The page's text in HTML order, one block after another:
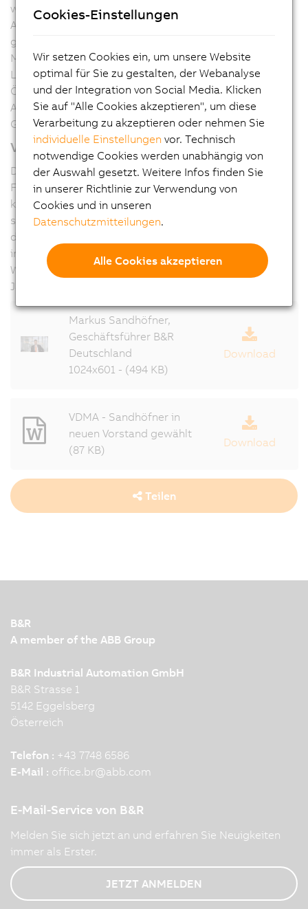
wertvolle Einrichtung mit der Zielsetzung die
Automatisierung für den Maschinen- und Anlagenbau
greifbar zu machen“, so Sandhöfner. Der studierte
Maschinenbau- und Wirtschaftsingenieur begann seine
Laufbahn bei B&R am Stammsitz in Eggelsberg,
Österreich. Inzwischen ist er seit 17 Jahren für den
Automatisierungshersteller tätig, seit 2014 als
Geschäftsführer von B&R Deutschland.
Vorstand für vier Jahre gewählt
Der neugewählte Vorstand, unter dem Vorsitz von Jörg
Freitag, nimmt umgehend seine Tätigkeit für die
kommenden vier Jahre auf. „Automatisierungsanbieter
sind wichtige Lösungspartner für den Maschinenbau,
deshalb möchten wir Kooperationen schaffen und uns
innerhalb des VDMA vernetzen“, so Freitag über seine
Wünsche für die Vorstandsarbeit in den kommenden
Jahren.
Markus Sandhöfner,
Geschäftsführer B&R
Deutschland
1024x601 - (494 KB)
Download
VDMA - Sandhöfner in
neuen Vorstand gewählt
(87 KB)
Download
Teilen
B&R
A member of the ABB Group
B&R Industrial Automation GmbH
B&R Strasse 1
5142 Eggelsberg
Österreich
Telefon : +43 7748 6586
E-Mail : office.br@abb.com
E-Mail-Service von B&R
Melden Sie sich jetzt an und erfahren Sie Neuigkeiten
immer als Erster.
JETZT ANMELDEN
Cookies-Einstellungen
Wir setzen Cookies ein, um unsere Website
optimal für Sie zu gestalten, der Webanalyse
und der Integration von Social Media. Klicken
Sie auf "Alle Cookies akzeptieren", um diese
Verarbeitung zu akzeptieren oder nehmen Sie
individuelle Einstellungen vor. Technisch
notwendige Cookies werden unabhängig von
der Auswahl gesetzt. Weitere Infos finden Sie
in unserer Richtlinie zur Verwendung von
Cookies und in unseren
Datenschutzmitteilungen.
Alle Cookies akzeptieren